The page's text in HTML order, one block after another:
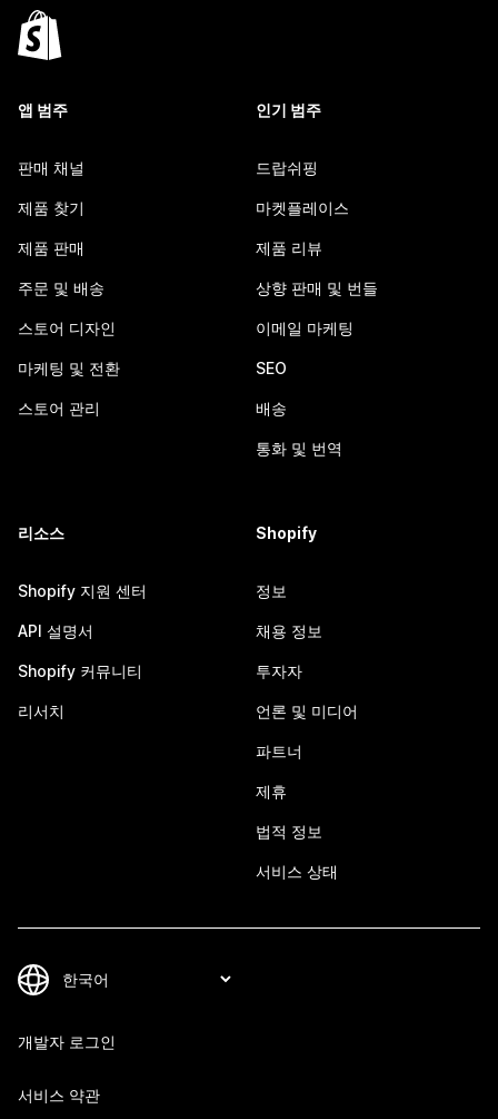
앱 범주
판매 채널
제품 찾기
제품 판매
주문 및 배송
스토어 디자인
마케팅 및 전환
스토어 관리
인기 범주
드랍쉬핑
마켓플레이스
제품 리뷰
상향 판매 및 번들
이메일 마케팅
SEO
배송
통화 및 번역
리소스
Shopify 지원 센터
API 설명서
Shopify 커뮤니티
리서치
Shopify
정보
채용 정보
투자자
언론 및 미디어
파트너
제휴
법적 정보
서비스 상태
개발자 로그인
서비스 약관